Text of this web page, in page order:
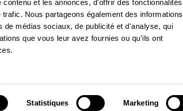
et les annonces, d'offrir des fonctionnalités
Nous partageons également des informations
médias sociaux, de publicité et d'analyse, qui
que vous leur avez fournies ou qu'ils ont
Statistiques Marketing